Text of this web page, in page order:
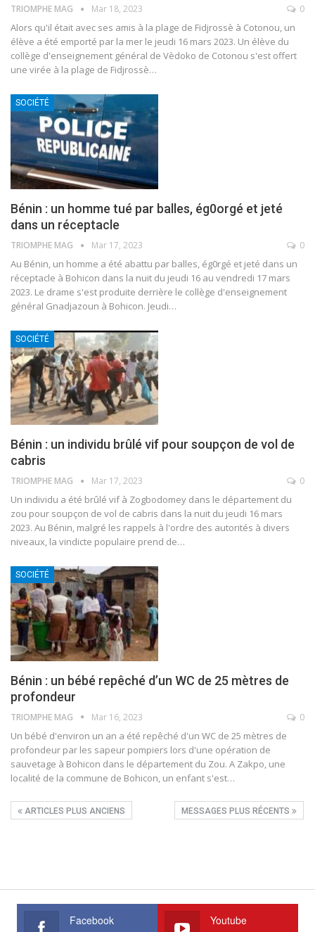
TRIOMPHE MAG Mar 18, 2023 0
Alors qu'il était avec ses amis à la plage de Fidjrossè à Cotonou, un
élève a été emporté par la mer le jeudi 16 mars 2023. Un élève du
collège d'enseignement général de Vèdoko de Cotonou s'est offert
une virée à la plage de Fidjrossè…
SOCIÉTÉ
Bénin : un homme tué par balles, ég0orgé et jeté
dans un réceptacle
TRIOMPHE MAG Mar 17, 2023 0
Au Bénin, un homme a été abattu par balles, ég0rgé et jeté dans un
réceptacle à Bohicon dans la nuit du jeudi 16 au vendredi 17 mars
2023. Le drame s'est produite derrière le collège d'enseignement
général Gnadjazoun à Bohicon. Jeudi…
SOCIÉTÉ
Bénin : un individu brûlé vif pour soupçon de vol de
cabris
TRIOMPHE MAG Mar 17, 2023 0
Un individu a été brûlé vif à Zogbodomey dans le département du
zou pour soupçon de vol de cabris dans la nuit du jeudi 16 mars
2023. Au Bénin, malgré les rappels à l'ordre des autorités à divers
niveaux, la vindicte populaire prend de…
SOCIÉTÉ
Bénin : un bébé repêché d’un WC de 25 mètres de
profondeur
TRIOMPHE MAG Mar 16, 2023 0
Un bébé d'environ un an a été repêché d'un WC de 25 mètres de
profondeur par les sapeur pompiers lors d'une opération de
sauvetage à Bohicon dans le département du Zou. A Zakpo, une
localité de la commune de Bohicon, un enfant s'est…
ARTICLES PLUS ANCIENS MESSAGES PLUS RÉCENTS
Facebook Youtube